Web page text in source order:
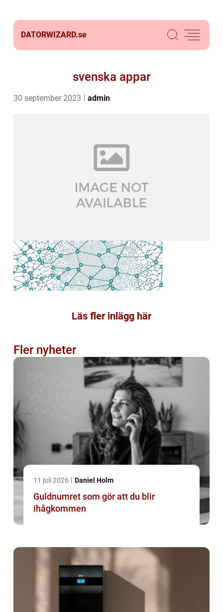
DATORWIZARD.se
svenska appar
30 september 2023 admin
Läs fler inlägg här
Fler nyheter
11 juli 2026 Daniel Holm
Guldnumret som gör att du blir
ihågkommen